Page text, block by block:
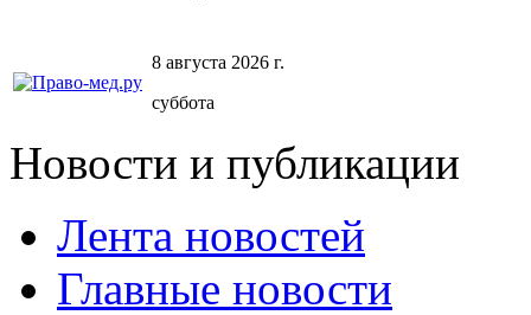
8 августа 2026 г.
суббота
Новости и публикации
Лента новостей
Главные новости